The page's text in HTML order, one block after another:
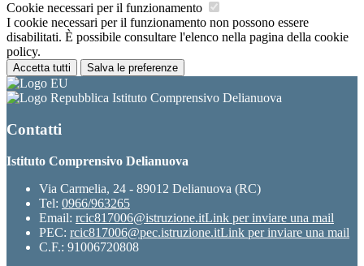
Cookie necessari per il funzionamento
I cookie necessari per il funzionamento non possono essere
disabilitati. È possibile consultare l'elenco nella pagina della cookie
policy.
Accetta tutti Salva le preferenze
Istituto Comprensivo Delianuova
Contatti
Istituto Comprensivo Delianuova
Via Carmelia, 24 - 89012 Delianuova (RC)
Tel: 0966/963265
Email: rcic817006@istruzione.itLink per inviare una mail
PEC: rcic817006@pec.istruzione.itLink per inviare una mail
C.F.: 91006720808